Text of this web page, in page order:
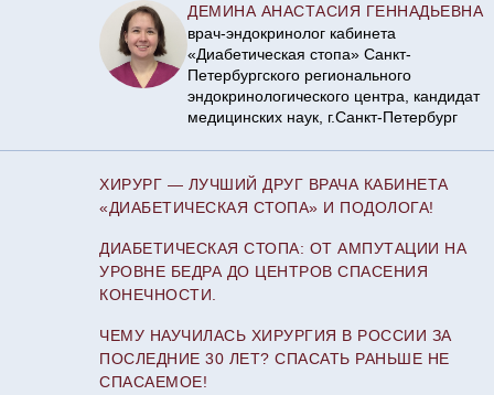
ДЕМИНА АНАСТАСИЯ ГЕННАДЬЕВНА
врач-эндокринолог кабинета
«Диабетическая стопа» Санкт-
Петербургского регионального
эндокринологического центра, кандидат
медицинских наук, г.Санкт-Петербург
ХИРУРГ — ЛУЧШИЙ ДРУГ ВРАЧА КАБИНЕТА
«ДИАБЕТИЧЕСКАЯ СТОПА» И ПОДОЛОГА!
ДИАБЕТИЧЕСКАЯ СТОПА: ОТ АМПУТАЦИИ НА
УРОВНЕ БЕДРА ДО ЦЕНТРОВ СПАСЕНИЯ
КОНЕЧНОСТИ.
ЧЕМУ НАУЧИЛАСЬ ХИРУРГИЯ В РОССИИ ЗА
ПОСЛЕДНИЕ 30 ЛЕТ? СПАСАТЬ РАНЬШЕ НЕ
СПАСАЕМОЕ!